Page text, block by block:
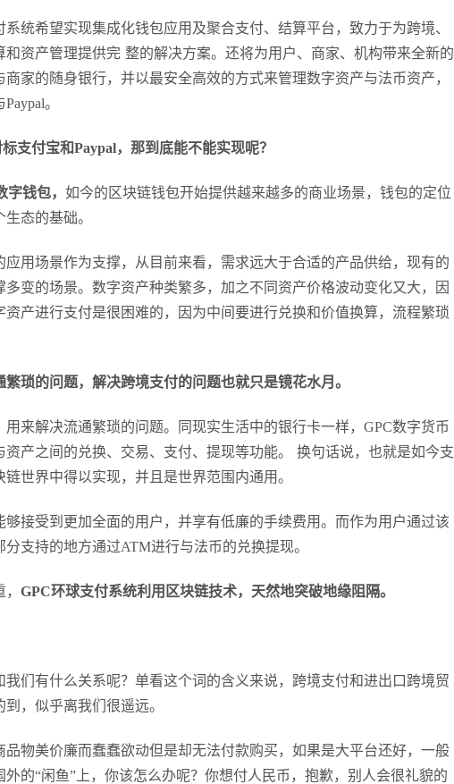
系统希望实现集成化钱包应用及聚合支付、结算平台，致力于为跨境、
资产管理提供完 整的解决方案。还将为用户、商家、机构带来全新的
家的随身银行，并以最安全高效的方式来管理数字资产与法币资产，
。
支付宝和Paypal，那到底能不能实现呢？
钱包， 如今的区块链钱包开始提供越来越多的商业场景，钱包的定位
态的基础。
用场景作为支撑，从目前来看，需求远大于合适的产品供给，现有的
变的场景。数字资产种类繁多，加之不同资产价格波动变化又大，因
产进行支付是很困难的，因为中间要进行兑换和价值换算，流程繁琐
琐的问题，解决跨境支付的问题也就只是镜花水月。
来解决流通繁琐的问题。同现实生活中的银行卡一样，GPC数字货币
产之间的兑换、交易、支付、提现等功能。 换句话说，也就是如今支
世界中得以实现，并且是世界范围内通用。
接受到更加全面的用户，并享有低廉的手续费用。而作为用户通过该
分支持的地方通过ATM进行与法币的兑换提现。
GPC环球支付系统利用区块链技术，天然地突破地缘阻隔。
们有什么关系呢？单看这个词的含义来说，跨境支付和进出口跨境贸
，似乎离我们很遥远。
物美价廉而蠢蠢欲动但是却无法付款购买，如果是大平台还好，一般
外的“闲鱼”上，你该怎么办呢？你想付人民币，抱歉，别人会很礼貌的